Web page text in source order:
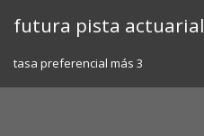
futura pista actuarial
tasa preferencial más 3